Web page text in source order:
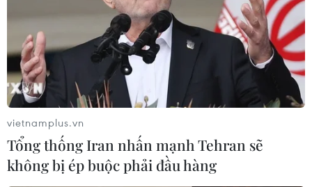
vietnamplus.vn
Tổng thống Iran nhấn mạnh Tehran sẽ
không bị ép buộc phải đầu hàng